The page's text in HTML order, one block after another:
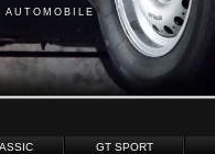
GT SPORT